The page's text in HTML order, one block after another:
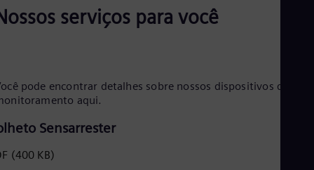
serviços para você
pode encontrar detalhes sobre nossos dispositivos de
aqui.
Sensarrester
(400 KB)